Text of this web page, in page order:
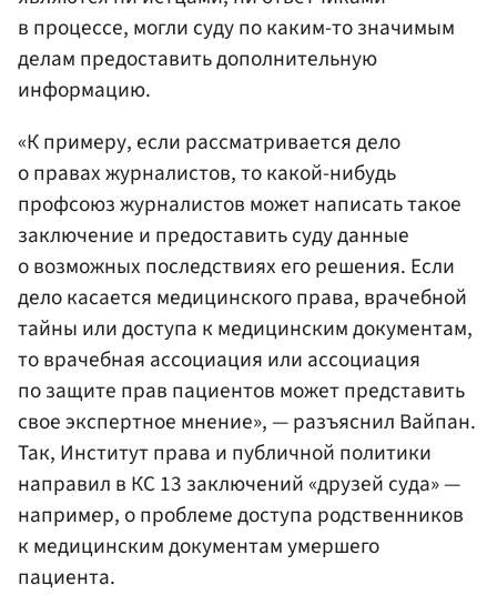
в процессе, могли суду по каким-то значимым
делам предоставить дополнительную
информацию.
«К примеру, если рассматривается дело
о правах журналистов, то какой-нибудь
профсоюз журналистов может написать такое
заключение и предоставить суду данные
о возможных последствиях его решения. Если
дело касается медицинского права, врачебной
тайны или доступа к медицинским документам,
то врачебная ассоциация или ассоциация
по защите прав пациентов может представить
свое экспертное мнение», — разъяснил Вайпан.
Так, Институт права и публичной политики
направил в КС 13 заключений «друзей суда» —
например, о проблеме доступа родственников
к медицинским документам умершего
пациента.